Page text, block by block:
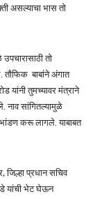
असल्याचा भास तो
तो
तौफिक बाबांने अंगात
यांनी तुमच्यावर मंत्राने
नाव सांगितल्यामुळे
भांडण करू लागले. याबाबत
जिल्हा प्रधान सचिव
यांची भेट घेऊन